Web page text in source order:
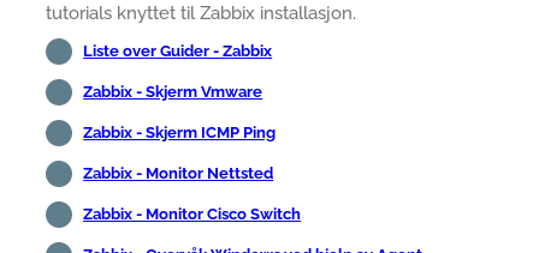
tutorials knyttet til Zabbix installasjon.
Liste over Guider - Zabbix
Zabbix - Skjerm Vmware
Zabbix - Skjerm ICMP Ping
Zabbix - Monitor Nettsted
Zabbix - Monitor Cisco Switch